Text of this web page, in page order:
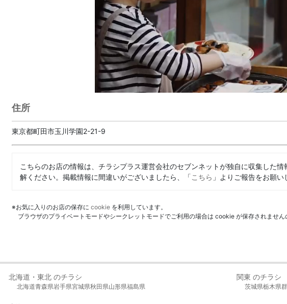
住所
東京都町田市玉川学園2-21-9
こちらのお店の情報は、チラシプラス運営会社のセブンネットが独自に収集した
解ください。掲載情報に間違いがございましたら、「こちら 」よりご報告をお願い
※お気に入りのお店の保存に cookie を利用しています。
ブラウザのプライベートモードやシークレットモードでご利用の場合は cookie が保存されません
北海道・東北 のチラシ
北海道青森県岩手県宮城県秋田県山形県福島県
関東 のチラシ
茨城県栃木県